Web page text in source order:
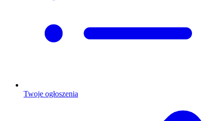
Twoje ogłoszenia